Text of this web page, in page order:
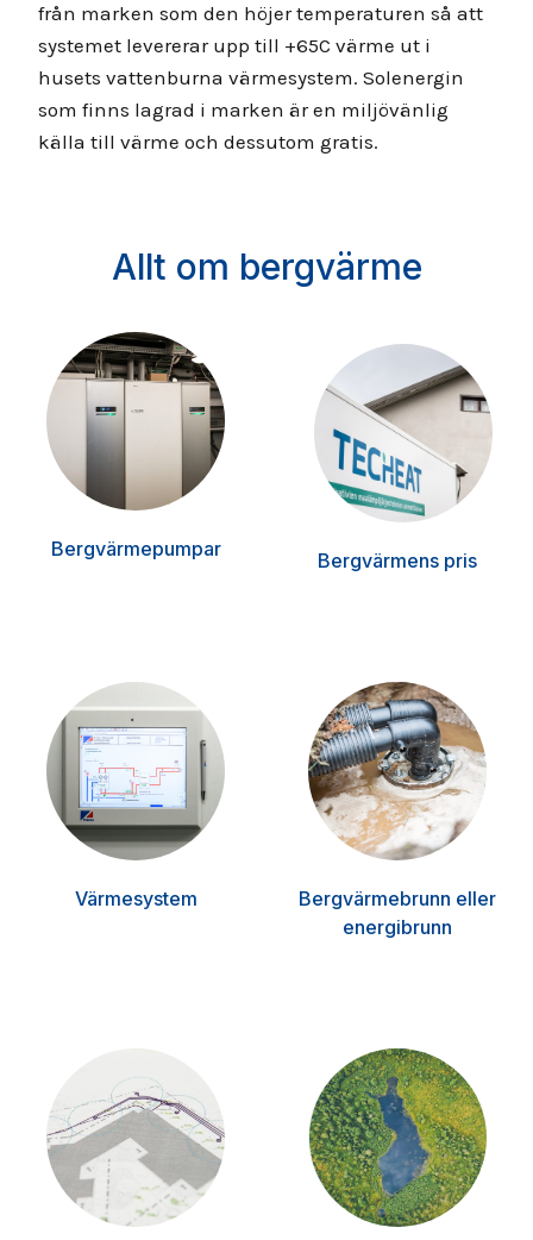
från marken som den höjer temperaturen så att
systemet levererar upp till +65C värme ut i
husets vattenburna värmesystem. Solenergin
som finns lagrad i marken är en miljövänlig
källa till värme och dessutom gratis.
Allt om bergvärme
Bergvärmepumpar Bergvärmens pris
Värmesystem
Bergvärmebrunn eller
energibrunn